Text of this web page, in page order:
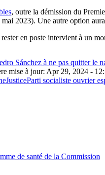
, outre la démission du
2023). Une autre option
en poste intervient à un
Sánchez à ne pas quitter le
mise à jour: Apr 29, 2024 -
JusticeParti socialiste ouvrier
de santé de la Commission